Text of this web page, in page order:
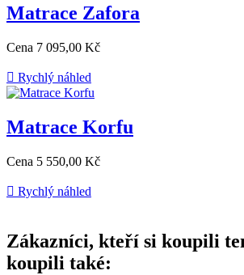
Matrace Zafora
Cena 7 095,00 Kč
 Rychlý náhled
Matrace Korfu
Cena 5 550,00 Kč
 Rychlý náhled
Zákazníci, kteří si koupili
koupili také: